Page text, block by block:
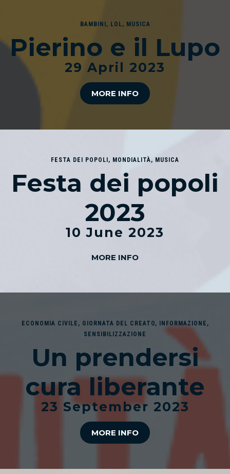
BAMBINI, LOL , MUSICA
Pierino e il Lupo
29 April 2023
MORE INFO
FESTA DEI POPOLI , MONDIALITÀ, MUSICA
Festa dei popoli
2023
10 June 2023
MORE INFO
ECONOMIA CIVILE , GIORNATA DEL CREATO, INFORMAZIONE ,
SENSIBILIZZAZIONE
Un prendersi
cura liberante
23 September 2023
MORE INFO